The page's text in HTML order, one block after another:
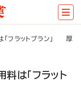
「フラットプラン」 厚
は「フラット